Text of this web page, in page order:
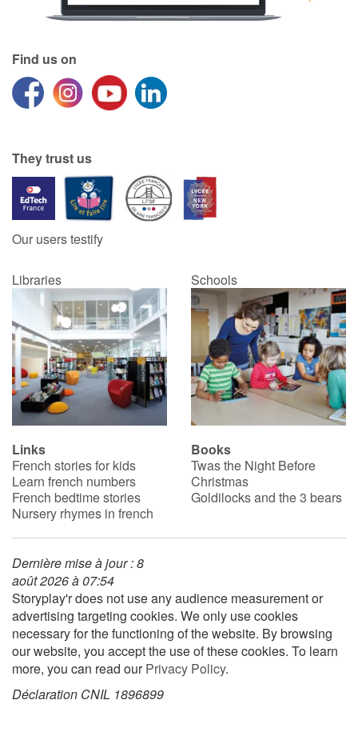
Find us on
They trust us
Our users testify
Libraries Schools
Links
French stories for kids
Learn french numbers
French bedtime stories
Nursery rhymes in french
Books
Twas the Night Before
Christmas
Goldilocks and the 3 bears
Dernière mise à jour : 8
août 2026 à 07:54
Storyplay'r does not use any audience measurement or
advertising targeting cookies. We only use cookies
necessary for the functioning of the website. By browsing
our website, you accept the use of these cookies. To learn
more, you can read ourPrivacy Policy.
Déclaration CNIL 1896899